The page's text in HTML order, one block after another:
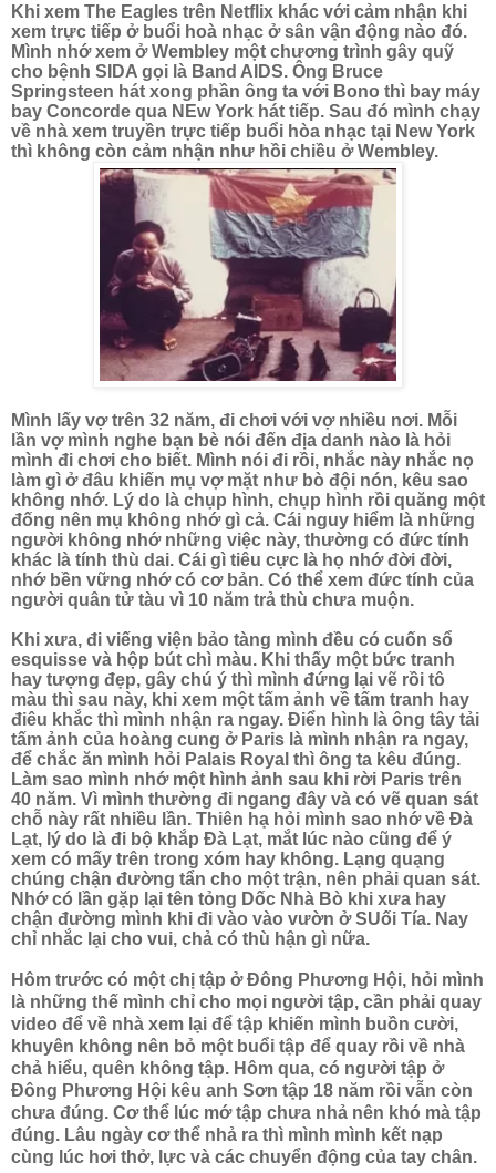
Khi xem The Eagles trên Netflix khác với cảm nhận khi
xem trực tiếp ở buổi hoà nhạc ở sân vận động nào đó.
Mình nhớ xem ở Wembley một chương trình gây quỹ
cho bệnh SIDA gọi là Band AIDS. Ông Bruce
Springsteen hát xong phần ông ta với Bono thì bay máy
bay Concorde qua NEw York hát tiếp. Sau đó mình chạy
về nhà xem truyền trực tiếp buổi hòa nhạc tại New York
thì không còn cảm nhận như hồi chiều ở Wembley.
Mình lấy vợ trên 32 năm, đi chơi với vợ nhiều nơi. Mỗi
lần vợ mình nghe bạn bè nói đến địa danh nào là hỏi
mình đi chơi cho biết. Mình nói đi rồi, nhắc này nhắc nọ
làm gì ở đâu khiến mụ vợ mặt như bò đội nón, kêu sao
không nhớ. Lý do là chụp hình, chụp hình rồi quăng một
đống nên mụ không nhớ gì cả. Cái nguy hiểm là những
người không nhớ những việc này, thường có đức tính
khác là tính thù dai. Cái gì tiêu cực là họ nhớ đời đời,
nhớ bền vững nhớ có cơ bản. Có thể xem đức tính của
người quân tử tàu vì 10 năm trả thù chưa muộn.
Khi xưa, đi viếng viện bảo tàng mình đều có cuốn sổ
esquisse và hộp bút chì màu. Khi thấy một bức tranh
hay tượng đẹp, gây chú ý thì mình đứng lại vẽ rồi tô
màu thì sau này, khi xem một tấm ảnh về tấm tranh hay
điêu khắc thì mình nhận ra ngay. Điển hình là ông tây tải
tấm ảnh của hoàng cung ở Paris là mình nhận ra ngay,
để chắc ăn mình hỏi Palais Royal thì ông ta kêu đúng.
Làm sao mình nhớ một hình ảnh sau khi rời Paris trên
40 năm. Vì mình thường đi ngang đây và có vẽ quan sát
chỗ này rất nhiều lần. Thiên hạ hỏi mình sao nhớ về Đà
Lạt, lý do là đi bộ khắp Đà Lạt, mắt lúc nào cũng để ý
xem có mấy trên trong xóm hay không. Lạng quạng
chúng chận đường tẩn cho một trận, nên phải quan sát.
Nhớ có lần gặp lại tên tỏng Dốc Nhà Bò khi xưa hay
chận đường mình khi đi vào vào vườn ở SUối Tía. Nay
chỉ nhắc lại cho vui, chả có thù hận gì nữa.
Hôm trước có một chị tập ở Đông Phương Hội, hỏi mình
là những thế mình chỉ cho mọi người tập, cần phải quay
video để về nhà xem lại để tập khiến mình buồn cười,
khuyên không nên bỏ một buổi tập để quay rồi về nhà
chả hiểu, quên không tập. Hôm qua, có người tập ở
Đông Phương Hội kêu anh Sơn tập 18 năm rồi vẫn còn
chưa đúng. Cơ thể lúc mớ tập chưa nhả nên khó mà tập
đúng. Lâu ngày cơ thể nhả ra thì mình mình kết nạp
cùng lúc hơi thở, lực và các chuyển động của tay chân.